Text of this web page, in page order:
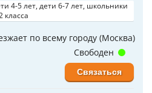
4-5 лет, дети 6-7 лет, школьники
класса
по всему городу (Москва)
Свободен
Связаться